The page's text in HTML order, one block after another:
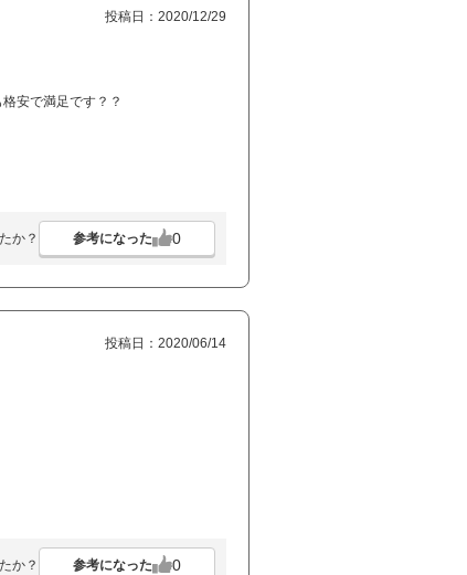
投稿日：2020/12/29
安で満足です？？
か？ 参考になった 0
投稿日：2020/06/14
か？ 参考になった 0